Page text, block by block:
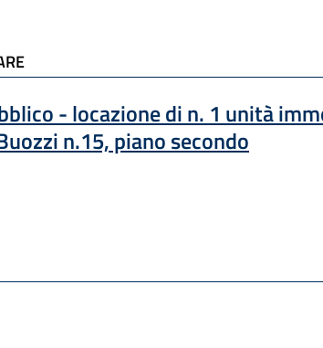
- locazione di n. 1 unità
n.15, piano secondo